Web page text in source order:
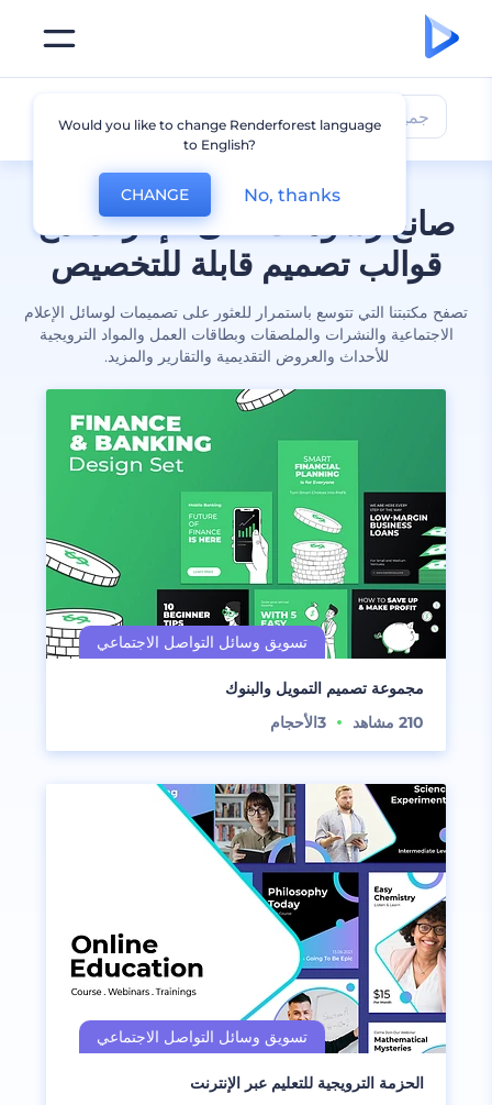
صانع رسومات على الإنترنت مع
قوالب تصميم قابلة للتخصيص
تصفح مكتبتنا التي تتوسع باستمرار للعثور على تصميمات لوسائل الإعلام
الاجتماعية والنشرات والملصقات وبطاقات العمل والمواد الترويجية
للأحداث والعروض التقديمية والتقارير والمزيد.
جميع التصميمات
مجموعة تصميم التمويل والبنوك
210 مشاهد 3الأحجام
الحزمة الترويجية للتعليم عبر الإنترنت
Would you like to change Renderforest language
to English?
CHANGE No, thanks